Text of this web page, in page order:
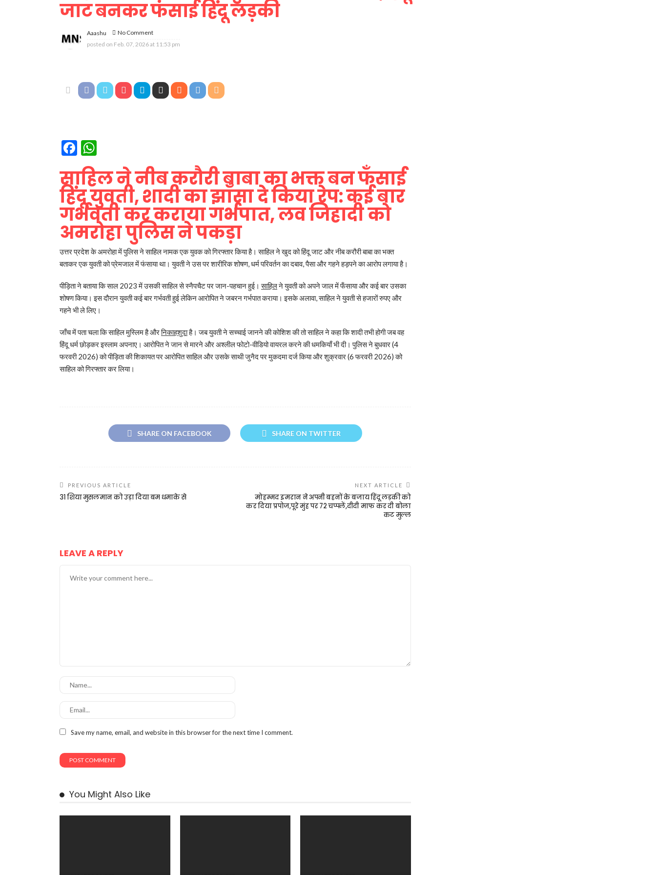
जाट बनकर फंसाई हिंदू लड़की
Aaashu
No Comment
posted on Feb. 07, 2026 at 11:53 pm
Facebook
साहिल ने नीब करौरी बाबा का भक्त बन फँसाई
हिंदू युवती, शादी का झाँसा दे किया रेप: कई बार
गर्भवती कर कराया गर्भपात, लव जिहादी को
अमरोहा पुलिस ने पकड़ा
उत्तर प्रदेश के अमरोहा में पुलिस ने साहिल नामक एक युवक को गिरफ्तार किया है। साहिल ने खुद को हिंदू जाट और नीब करौरी बाबा का भक्त
बताकर एक युवती को प्रेमजाल में फंसाया था। युवती ने उस पर शारीरिक शोषण, धर्म परिवर्तन का दबाव, पैसा और गहने हड़पने का आरोप लगाया है।
पीड़िता ने बताया कि साल 2023 में उसकी साहिल से स्नैपचैट पर जान-पहचान हुई।साहिलने युवती को अपने जाल में फँसाया और कई बार उसका
शोषण किया। इस दौरान युवती कई बार गर्भवती हुई लेकिन आरोपित ने जबरन गर्भपात कराया। इसके अलावा, साहिल ने युवती से हजारों रुपए और
गहने भी ले लिए।
जाँच में पता चला कि साहिल मुस्लिम है औरनिकाहशुदाहै। जब युवती ने सच्चाई जानने की कोशिश की तो साहिल ने कहा कि शादी तभी होगी जब वह
हिंदू धर्म छोड़कर इस्लाम अपनाए। आरोपित ने जान से मारने और अश्लील फोटो-वीडियो वायरल करने की धमकियाँ भी दी। पुलिस ने बुधवार (4
फरवरी 2026) को पीड़िता की शिकायत पर आरोपित साहिल और उसके साथी जुनैद पर मुकदमा दर्ज किया और शुक्रवार (6 फरवरी 2026) को
साहिल को गिरफ्तार कर लिया।
SHARE ON FACEBOOK SHARE ON TWITTER
PREVIOUS ARTICLE
31 शिया मुसलमान को उड़ा दिया बम धमाके से
NEXT ARTICLE
मोहम्मद इमरान ने अपनी बहनों के बजाय हिंदू लड़की को
कर दिया प्रपोज,पूरे मुंह पर 72 चप्पलें,दीदी माफ कर दी बोला
कट मुल्ल
LEAVE A REPLY
Save my name, email, and website in this browser for the next time I comment.
You Might Also Like